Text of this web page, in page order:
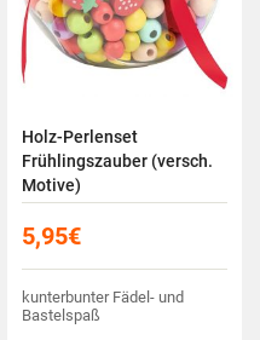
Holz-Perlenset
Frühlingszauber (versch.
Motive)
5,95€
kunterbunter Fädel- und
Bastelspaß